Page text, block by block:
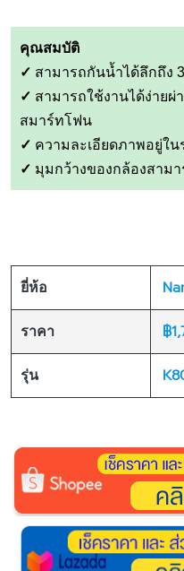
คุณสมบัติ
✓ สามารถกันน้ำได้ลึกถึง
✓ สามารถใช้งานได้ง่ายผ่
สมาร์ทโฟน
✓ ความละเอียดภาพอยู่ใน
✓ มุมกว้างของกล้องสามา
ยี่ห้อ
ราคา ฿
รุ่น